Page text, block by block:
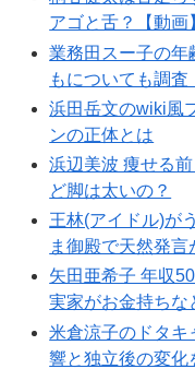
アゴと舌？【動画
業務田スー子の年
もについても調査
浜田岳文のwiki風
ンの正体とは
浜辺美波 痩せる
ど脚は太いの？
王林(アイドル)が
ま御殿で天然発言
矢田亜希子 年収
実家がお金持ちな
米倉涼子のドタキ
響と独立後の変化